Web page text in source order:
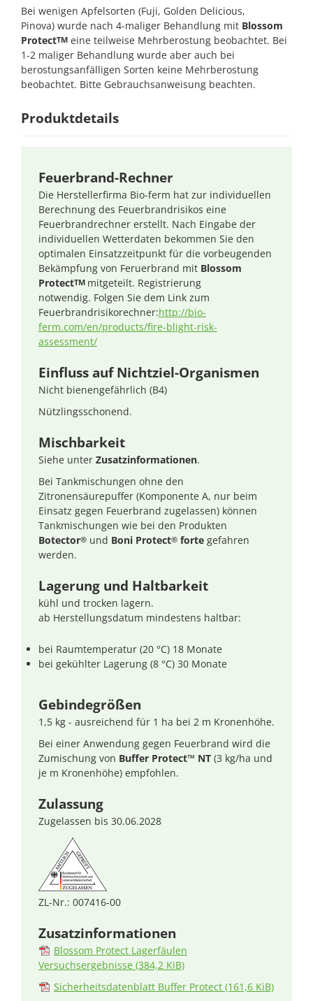
Bei wenigen Apfelsorten (Fuji, Golden Delicious,
Pinova) wurde nach 4-maliger Behandlung mit Blossom
ProtectTMeine teilweise Mehrberostung beobachtet. Bei
1-2 maliger Behandlung wurde aber auch bei
berostungsanfälligen Sorten keine Mehrberostung
beobachtet. Bitte Gebrauchsanweisung beachten.
Produktdetails
Feuerbrand-Rechner
Die Herstellerfirma Bio-ferm hat zur individuellen
Berechnung des Feuerbrandrisikos eine
Feuerbrandrechner erstellt. Nach Eingabe der
individuellen Wetterdaten bekommen Sie den
optimalen Einsatzzeitpunkt für die vorbeugenden
Bekämpfung von Feruerbrand mit Blossom
ProtectTM mitgeteilt. Registrierung
notwendig. Folgen Sie dem Link zum
Feuerbrandrisikorechner:http://bio-
ferm.com/en/products/fire-blight-risk-
assessment/
Einfluss auf Nichtziel-Organismen
Nicht bienengefährlich (B4)
Nützlingsschonend.
Mischbarkeit
Siehe unter Zusatzinformationen.
Bei Tankmischungen ohne den
Zitronensäurepuffer (Komponente A, nur beim
Einsatz gegen Feuerbrand zugelassen) können
Tankmischungen wie bei den Produkten
Botector®und Boni Protect®fortegefahren
werden.
Lagerung und Haltbarkeit
kühl und trocken lagern.
ab Herstellungsdatum mindestens haltbar:
bei Raumtemperatur (20 °C) 18 Monate
bei gekühlter Lagerung (8 °C) 30 Monate
Gebindegrößen
1,5 kg - ausreichend für 1 ha bei 2 m Kronenhöhe.
Bei einer Anwendung gegen Feuerbrand wird die
Zumischung von Buffer Protect™ NT(3 kg/ha und
je m Kronenhöhe) empfohlen.
Zulassung
Zugelassen bis 30.06.2028
ZL-Nr.: 007416-00
Zusatzinformationen
Blossom Protect Lagerfäulen
Versuchsergebnisse (384,2 KiB)
Sicherheitsdatenblatt Buffer Protect (161,6 KiB)